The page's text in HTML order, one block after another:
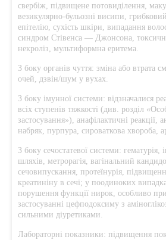
свербіж, підвищене потовиділення,
везикулярно-бульозні висипи,
епітелію, сухість шкіри, випадання
синдром Стівенса — Джонсона,
некроліз, мультиформна еритема.
З боку органів чуття: зміна або втрата
очей, дзвін/шум у вухах.
З боку імунної системи: відзначалися
всіх ступенів тяжкості (див. розділ
застосування»), анафілактичні реакції,
набряк, пурпура, сироваткова хвороба,
З боку сечостатевої системи: гематурія,
шляхів, метрорагія, вагінальний
сечовипускання, протеїнурія,
креатиніну в сечі; у поодиноких
порушення функції нирок, особливо
застосуванні цефподоксиму з
сильними діуретиками.
Лабораторні показники: підвищення